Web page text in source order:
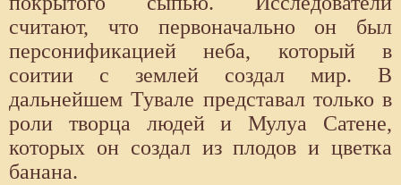
считают, что первоначально он был
персонификацией неба, который в
соитии с землей создал мир. В
дальнейшем Тувале представал только в
роли творца людей и Мулуа Сатене,
которых он создал из плодов и цветка
банана.